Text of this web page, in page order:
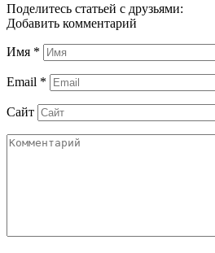
Поделитесь статьей с друзьями:
Добавить комментарий
Имя *
Email *
Сайт